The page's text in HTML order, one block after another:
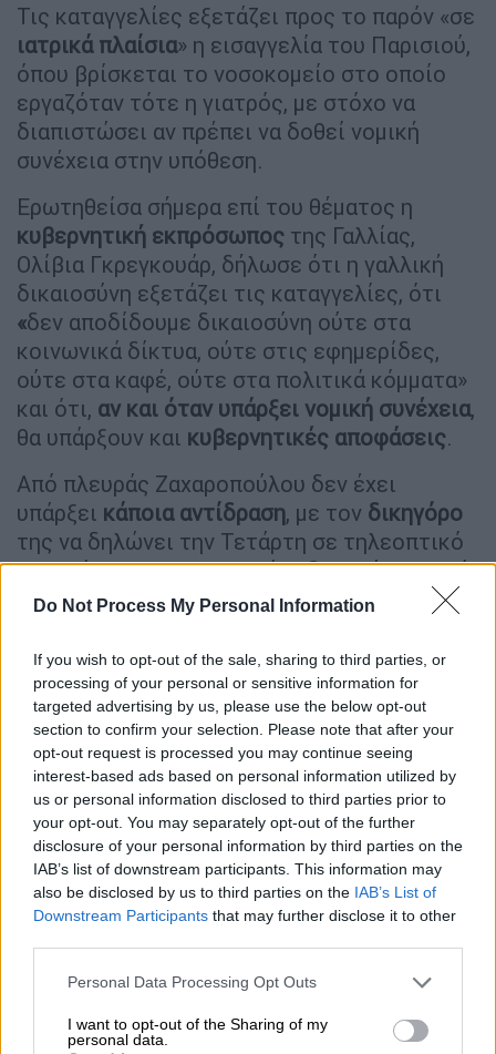
Do Not Process My Personal Information
If you wish to opt-out of the sale, sharing to third parties, or
processing of your personal or sensitive information for
targeted advertising by us, please use the below opt-out
section to confirm your selection. Please note that after your
opt-out request is processed you may continue seeing
interest-based ads based on personal information utilized by
us or personal information disclosed to third parties prior to
your opt-out. You may separately opt-out of the further
disclosure of your personal information by third parties on the
IAB’s list of downstream participants. This information may
also be disclosed by us to third parties on the IAB’s List of
Downstream Participants that may further disclose it to other
Please note that this website/app uses one or more Google
not limited to your visit or usage behaviour. You may click to
grant or deny consent to Google and its third-party tags to
Personal Data Processing Opt Outs
I want to opt-out of the Sharing of my
personal data.
Τις καταγγελίες εξετάζει προς το παρόν «σε
ιατρικά πλαίσια» η εισαγγελία του Παρισιού,
όπου βρίσκεται το νοσοκομείο στο οποίο
εργαζόταν τότε η γιατρός, με στόχο να
διαπιστώσει αν πρέπει να δοθεί νομική
συνέχεια στην υπόθεση.
Ερωτηθείσα σήμερα επί του θέματος η
κυβερνητική εκπρόσωπος της Γαλλίας,
Ολίβια Γκρεγκουάρ, δήλωσε ότι η γαλλική
δικαιοσύνη εξετάζει τις καταγγελίες, ότι
«δεν αποδίδουμε δικαιοσύνη ούτε στα
κοινωνικά δίκτυα, ούτε στις εφημερίδες,
ούτε στα καφέ, ούτε στα πολιτικά κόμματα»
και ότι, αν και όταν υπάρξει νομική συνέχεια,
θα υπάρξουν και κυβερνητικές αποφάσεις.
Από πλευράς Ζαχαροπούλου δεν έχει
υπάρξει κάποια αντίδραση, με τον δικηγόρο
της να δηλώνει την Τετάρτη σε τηλεοπτικό
σταθμό πως η υφυπουργός «δεσμεύεται από
το ιατρικό απόρρητο και δεν μπορεί να
Σύμφωνα με πολλά γαλλικά μέσα
ενημέρωσης το ζήτημα της υποβολής σε
ιατρικές εξετάσεις και ειδικότερα σε
γυναικολογικές σχετικές για την
ενδομητρίωση, «που δεν θεωρούνται ίδιες
με όλες τις άλλες», απασχολεί το γαλλικό
σύστημα υγείας εδώ και καιρό, λόγω
καταγγελιώνπου έχουν υπάρξει για τον
συχνά επώδυνο χαρακτήρατους, σε βαθμό
που να μπορεί να αναφερθεί ωςάσκηση
σεξουαλικής βίας.